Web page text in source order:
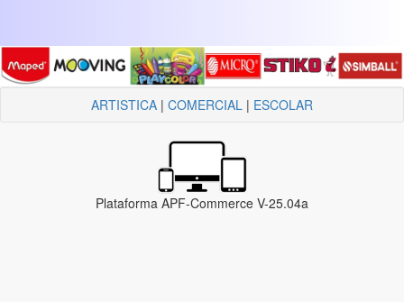
ARTISTICA | COMERCIAL | ESCOLAR
Plataforma APF-Commerce V-25.04a